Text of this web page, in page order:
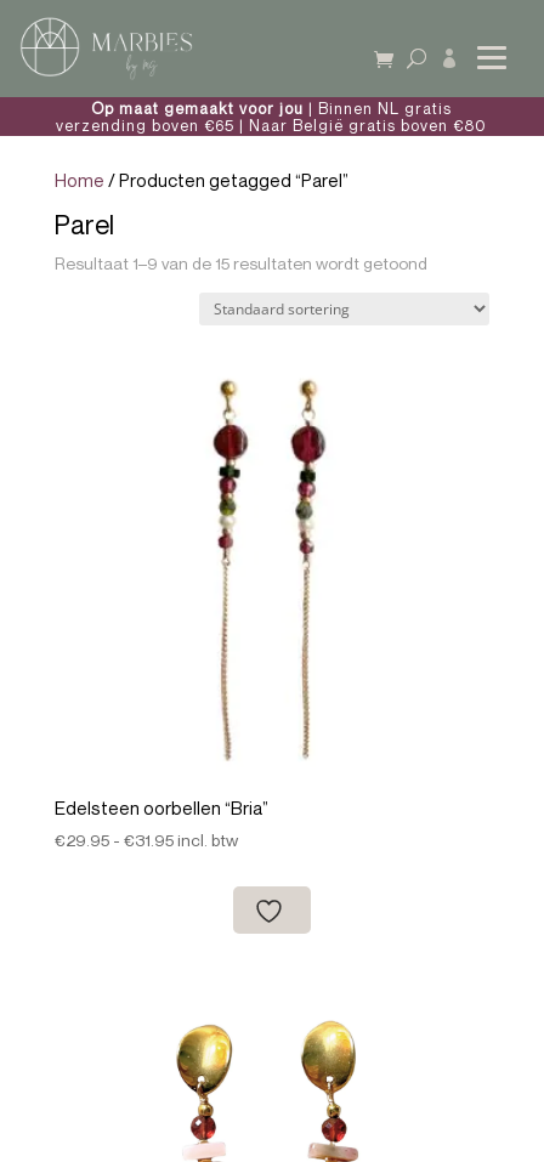

Op maat gemaakt voor jou | Binnen NL gratis
verzending boven €65 | Naar België gratis boven €80
Home / Producten getagged “Parel”
Parel
Resultaat 1–9 van de 15 resultaten wordt getoond
Edelsteen oorbellen “Bria”
€29.95 - €31.95Prijsklasse:
incl. btw